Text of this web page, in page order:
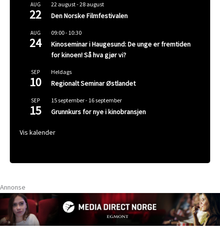
AUG
22
22 august-28 august
Den Norske Filmfestivalen
AUG
24
09:00- 10:30
Kinoseminar i Haugesund: De unge er fremtiden
for kinoen! Så hva gjør vi?
SEP
10
Heldags
Regionalt Seminar Østlandet
SEP
15
15 september- 16 september
Grunnkurs for nye i kinobransjen
Vis kalender
Annonse